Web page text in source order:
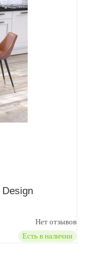
Нет отзывов
Есть в наличии